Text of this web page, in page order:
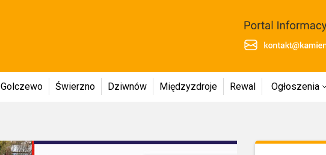
Golczewo Świerzno Dziwnów Międzyzdroje Rewal Ogłoszenia